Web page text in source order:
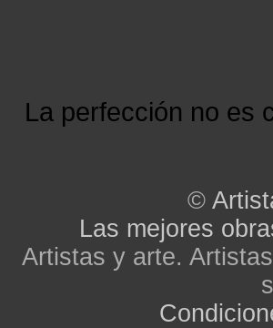
La perfección no es
©
Las mejores
Artistas y arte.